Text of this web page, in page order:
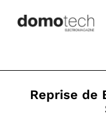
Reprise de